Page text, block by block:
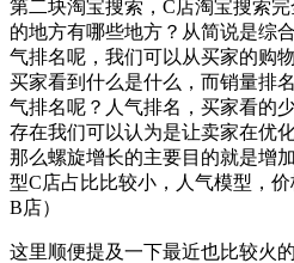
第二块淘宝搜索，C店淘宝搜索
的地方有哪些地方？从简说是综
气排名呢，我们可以从买家的购
买家看到什么是什么，而销量排
气排名呢？人气排名，买家看的
存在我们可以认为是让卖家在优
那么螺旋增长的主要目的就是增
型C店占比比较小，人气模型，
B店）
这里顺便提及一下最近也比较火